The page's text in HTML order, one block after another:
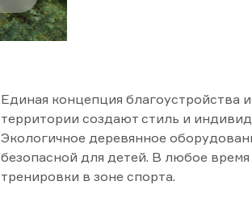
Единая концепция благоустройства
территории создают стиль и
Экологичное деревянное
безопасной для детей. В любое
тренировки в зоне спорта.